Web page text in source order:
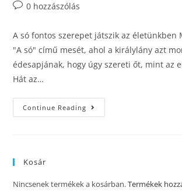
0 hozzászólás
A só fontos szerepet játszik az életünkben
"A só" című mesét, ahol a királylány azt
édesapjának, hogy úgy szereti őt, mint az
Hát az…
Continue Reading
Kosár
Nincsenek termékek a kosárban.Termékek